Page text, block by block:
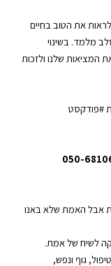
את הטוב בחיים
מלמד. בשינוי
המציאות שלנו ולזכות
#פודקסט
אבל האמת שלא באנו
לשיח של אמת.
,גוף ונפש,